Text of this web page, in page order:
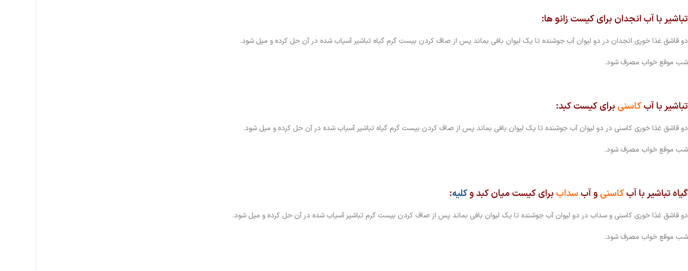
تباشیر با آب انجدان برای کیست زانو ها:
دو قاشق غذا خوری انجدان در دو لیوان آب جوشنده تا یک لیوان بافی بماند پس از صاف کردن بیست گرم گیاه تباشیر آسیاب شده در آن حل کرده و میل شود.
شب موقع خواب مصرف شود.
تباشیر با آبکاسنی برای کیست کبد:
دو قاشق غذا خوری کاسنی در دو لیوان آب جوشنده تا یک لیوان بافی بماند پس از صاف کردن بیست گرم گیاه تباشیر آسیاب شده در آن حل کرده و میل شود.
شب موقع خواب مصرف شود.
گیاه تباشیر با آبکاسنی و آب سداب برای کیست میان کبد وکلیه:
دو قاشق غذا خوری کاسنی و سداب در دو لیوان آب جوشنده تا یک لیوان بافی بماند پس از صاف کردن بیست گرم تباشیر آسیاب شده در آن حل کرده و میل شود.
شب موقع خواب مصرف شود.